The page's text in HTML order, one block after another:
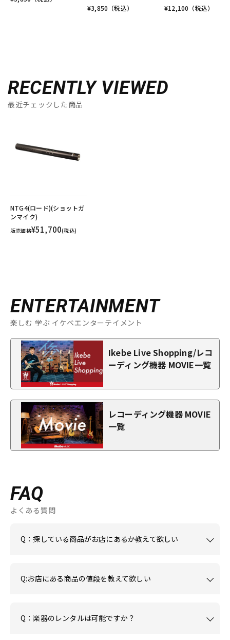
¥3,850 （税込） ¥12,100 （税込）
RECENTLY VIEWED
最近チェックした商品
NTG4(ロード)(ショットガ
ンマイク)
販売価格¥51,700(税込)
ENTERTAINMENT
楽しむ 学ぶ イケベエンターテイメント
Ikebe Live Shopping/レコ
ーディング機器 MOVIE一覧
レコーディング機器 MOVIE
一覧
FAQ
よくある質問
Q：探している商品がお店にあるか教えて欲しい
Q:お店にある商品の値段を教えて欲しい
Q：楽器のレンタルは可能ですか？